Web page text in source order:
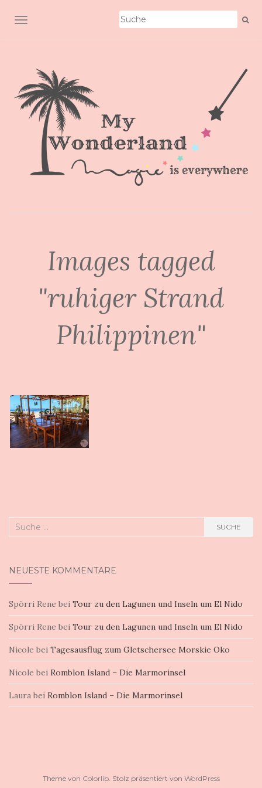
SCHALTE NAVIGATION
Images tagged
"ruhiger Strand
Philippinen"
Suche
SUCHE
NEUESTE KOMMENTARE
Spörri Rene bei Tour zu den Lagunen und Inseln um El Nido
Spörri Rene bei Tour zu den Lagunen und Inseln um El Nido
Nicole bei Tagesausflug zum Gletschersee Morskie Oko
Nicole bei Romblon Island – Die Marmorinsel
Laura bei Romblon Island – Die Marmorinsel
Theme von Colorlib. Stolz präsentiert von WordPress